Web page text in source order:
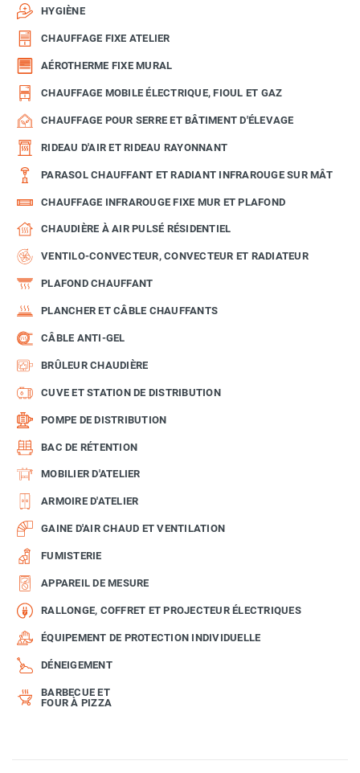
HYGIÈNE
CHAUFFAGE FIXE ATELIER
AÉROTHERME FIXE MURAL
CHAUFFAGE MOBILE ÉLECTRIQUE, FIOUL ET GAZ
CHAUFFAGE POUR SERRE ET BÂTIMENT D'ÉLEVAGE
RIDEAU D'AIR ET RIDEAU RAYONNANT
PARASOL CHAUFFANT ET RADIANT INFRAROUGE SUR MÂT
CHAUFFAGE INFRAROUGE FIXE MUR ET PLAFOND
CHAUDIÈRE À AIR PULSÉ RÉSIDENTIEL
VENTILO-CONVECTEUR, CONVECTEUR ET RADIATEUR
PLAFOND CHAUFFANT
PLANCHER ET CÂBLE CHAUFFANTS
CÂBLE ANTI-GEL
BRÛLEUR CHAUDIÈRE
CUVE ET STATION DE DISTRIBUTION
POMPE DE DISTRIBUTION
BAC DE RÉTENTION
MOBILIER D'ATELIER
ARMOIRE D'ATELIER
GAINE D'AIR CHAUD ET VENTILATION
FUMISTERIE
APPAREIL DE MESURE
RALLONGE, COFFRET ET PROJECTEUR ÉLECTRIQUES
ÉQUIPEMENT DE PROTECTION INDIVIDUELLE
DÉNEIGEMENT
BARBECUE ET
FOUR À PIZZA